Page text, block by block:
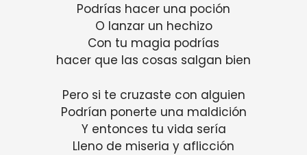
Podrías hacer una poción
O lanzar un hechizo
Con tu magia podrías
hacer que las cosas salgan bien
Pero si te cruzaste con alguien
Podrían ponerte una maldición
Y entonces tu vida sería
Lleno de miseria y aflicción